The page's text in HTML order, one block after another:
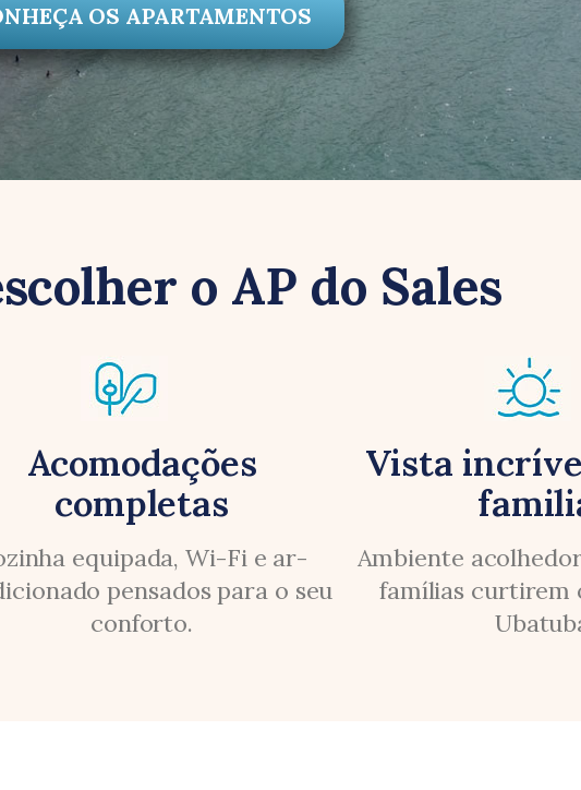
OS APARTAMENTOS
o AP do Sales
Acomodações
completas​
equipada, Wi-Fi e ar-
pensados para o seu
conforto.
Vista
Ambiente
famílias curtirem